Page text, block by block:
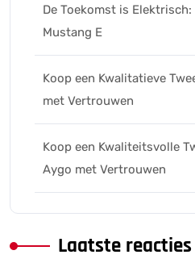
De Toekomst is
Mustang E
Koop een Kwalitatieve
met Vertrouwen
Koop een Kwaliteitsvolle
Aygo met Vertrouwen
Laatste reacties